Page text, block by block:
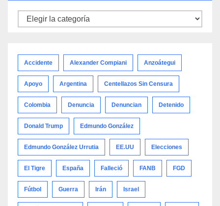
Noticias
Accidente Alexander Compiani Anzoátegui
Apoyo Argentina Centellazos Sin Censura
Colombia Denuncia Denuncian Detenido
Donald Trump Edmundo González
Edmundo González Urrutia EE.UU Elecciones
El Tigre España Falleció FANB FGD
Fútbol Guerra Irán Israel